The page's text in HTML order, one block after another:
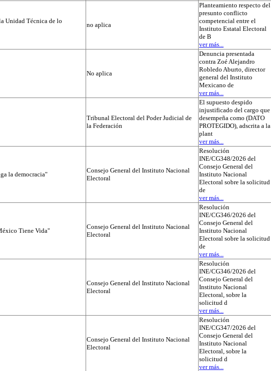
Unidad Técnica de lo
no aplica
Planteamiento respecto del
presunto conflicto
competencial entre el
Instituto Estatal Electoral
de B
ver más...
No aplica
Denuncia presentada
contra Zoé Alejandro
Robledo Aburto, director
general del Instituto
Mexicano de
ver más...
Tribunal Electoral del Poder Judicial de
la Federación
El supuesto despido
injustificado del cargo que
desempeña como (DATO
PROTEGIDO), adscrita a la
plant
ver más...
la democracia"
Consejo General del Instituto Nacional
Electoral
Resolución
INE/CG348/2026 del
Consejo General del
Instituto Nacional
Electoral sobre la solicitud
de
ver más...
Tiene Vida"
Consejo General del Instituto Nacional
Electoral
Resolución
INE/CG346/2026 del
Consejo General del
Instituto Nacional
Electoral sobre la solicitud
de
ver más...
Consejo General del Instituto Nacional
Electoral
Resolución
INE/CG346/2026 del
Consejo General del
Instituto Nacional
Electoral, sobre la
solicitud d
ver más...
Consejo General del Instituto Nacional
Electoral
Resolución
INE/CG347/2026 del
Consejo General del
Instituto Nacional
Electoral, sobre la
solicitud d
ver más...